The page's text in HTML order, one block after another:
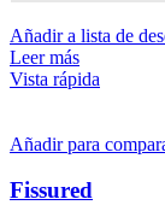
Añadir a lista de
Leer más
Vista rápida
Añadir para
Fissured